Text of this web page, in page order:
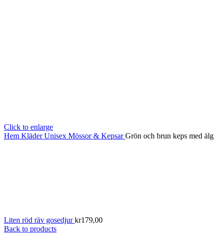
Click to enlarge
Hem KläderUnisex Mössor & KepsarGrön och brun keps med älg
Liten röd räv gosedjurkr179,00
Back to products